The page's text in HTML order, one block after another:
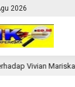
2026
Vivian Mariska